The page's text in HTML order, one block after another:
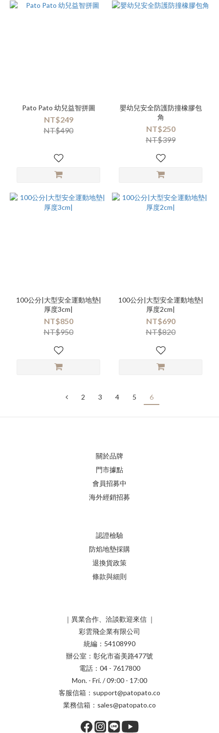
Pato Pato 幼兒益智拼圖
NT$249
NT$490
嬰幼兒安全防護防撞橡膠包
角
NT$250
NT$399
100公分|大型安全運動地墊|
厚度3cm|
NT$850
NT$950
100公分|大型安全運動地墊|
厚度2cm|
NT$690
NT$820
2 3 4 5 6
關於品牌
門市據點
會員招募中
海外經銷招募
認證檢驗
防焰地墊採購
退換貨政策
條款與細則
｜異業合作、洽談歡迎來信 ｜
彩雲飛企業有限公司
統編：54108990
辦公室：彰化市崙美路477號
電話：04 - 7617800
Mon. - Fri. / 09:00 - 17:00
客服信箱：support@patopato.co
業務信箱：sales@patopato.co